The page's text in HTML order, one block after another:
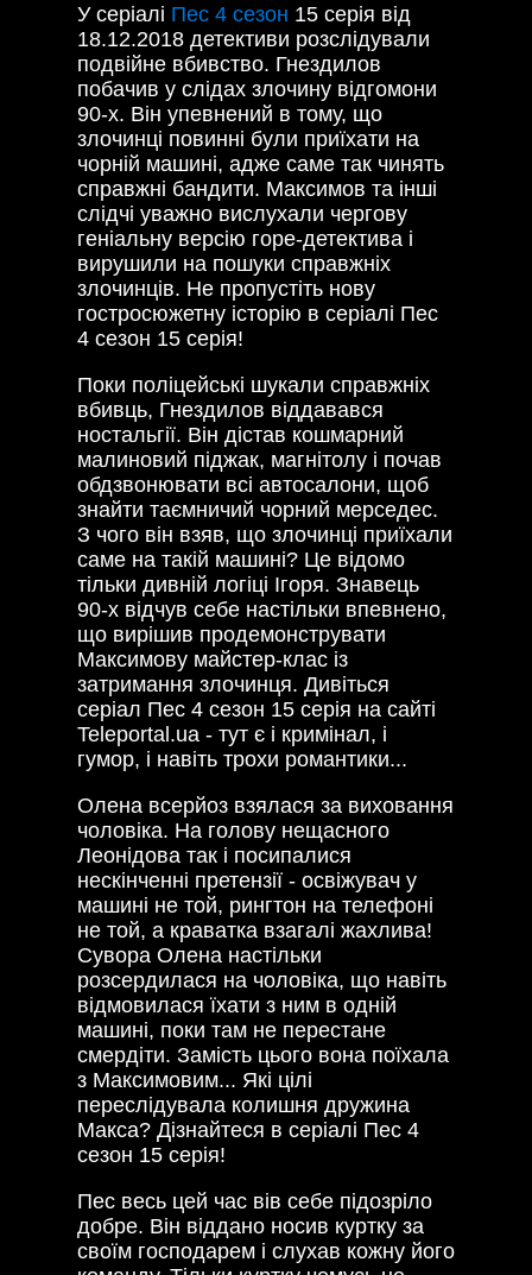
У серіалі Пес 4 сезон 15 серія від
18.12.2018 детективи розслідували
подвійне вбивство. Гнездилов
побачив у слідах злочину відгомони
90-х. Він упевнений в тому, що
злочинці повинні були приїхати на
чорній машині, адже саме так чинять
справжні бандити. Максимов та інші
слідчі уважно вислухали чергову
геніальну версію горе-детектива і
вирушили на пошуки справжніх
злочинців. Не пропустіть нову
гостросюжетну історію в серіалі Пес
4 сезон 15 серія!
Поки поліцейські шукали справжніх
вбивць, Гнездилов віддавався
ностальгії. Він дістав кошмарний
малиновий піджак, магнітолу і почав
обдзвонювати всі автосалони, щоб
знайти таємничий чорний мерседес.
З чого він взяв, що злочинці приїхали
саме на такій машині? Це відомо
тільки дивній логіці Ігоря. Знавець
90-х відчув себе настільки впевнено,
що вирішив продемонструвати
Максимову майстер-клас із
затримання злочинця. Дивіться
серіал Пес 4 сезон 15 серія на сайті
Teleportal.ua - тут є і кримінал, і
гумор, і навіть трохи романтики...
Олена всерйоз взялася за виховання
чоловіка. На голову нещасного
Леонідова так і посипалися
нескінченні претензії - освіжувач у
машині не той, рингтон на телефоні
не той, а краватка взагалі жахлива!
Сувора Олена настільки
розсердилася на чоловіка, що навіть
відмовилася їхати з ним в одній
машині, поки там не перестане
смердіти. Замість цього вона поїхала
з Максимовим... Які цілі
переслідувала колишня дружина
Макса? Дізнайтеся в серіалі Пес 4
сезон 15 серія!
Пес весь цей час вів себе підозріло
добре. Він віддано носив куртку за
своїм господарем і слухав кожну його